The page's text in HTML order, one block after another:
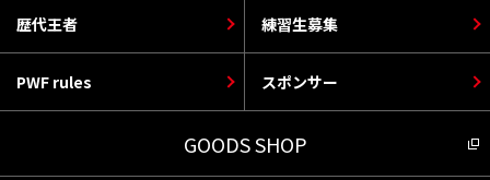
PWF rules
歴代王者
スポンサー
練習生募集
GOODS SHOP